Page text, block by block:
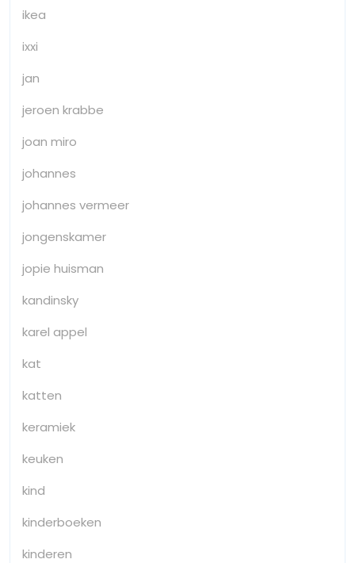
ikea
ixxi
jan
jeroen krabbe
joan miro
johannes
johannes vermeer
jongenskamer
jopie huisman
kandinsky
karel appel
kat
katten
keramiek
keuken
kind
kinderboeken
kinderen